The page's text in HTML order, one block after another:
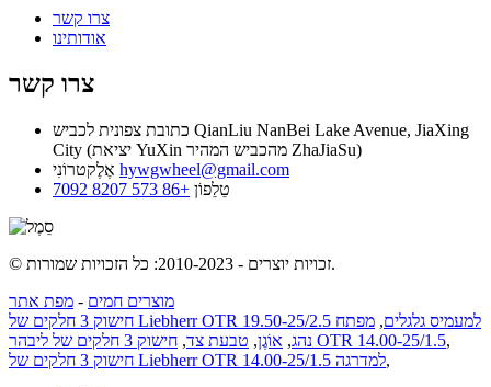
צרו קשר
אודותינו
צרו קשר
כתובת צפונית לכביש QianLiu NanBei Lake Avenue, JiaXing
City (יציאת YuXin מהכביש המהיר ZhaJiaSu)
אֶלֶקטרוֹנִי hywgwheel@gmail.com
טֵלֵפוֹן +86 573 8207 7092
© זכויות יוצרים - 2010-2023: כל הזכויות שמורות.
מוצרים חמים - מפת אתר
חישוק 3 חלקים של Liebherr OTR 19.50-25/2.5 למעמיס גלגלים, מפתח
נהג, אוֹגֶן, טבעת צד, חישוק 3 חלקים של ליבהר OTR 14.00-25/1.5,
חישוק 3 חלקים של Liebherr OTR 14.00-25/1.5 למדרגה,